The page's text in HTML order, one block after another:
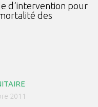
d‘intervention pour
des
2011